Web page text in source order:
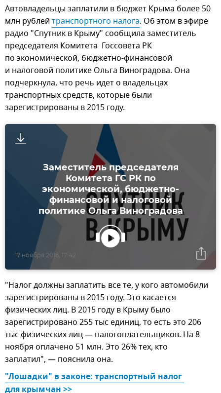
Автовладельцы заплатили в бюджет Крыма более 50
млн рублей транспортного налога. Об этом в эфире
радио "Спутник в Крыму" сообщила заместитель
председателя Комитета Госсовета РК
по экономической, бюджетно-финансовой
и налоговой политике Ольга Виноградова. Она
подчеркнула, что речь идет о владельцах
транспортных средств, которые были
зарегистрированы в 2015 году.
Заместитель председателя
Комитета ГС РК по
экономической, бюджетно-
финансовой и налоговой
политике Ольга Виноградова
17 ноября 2016, 17:42
"Налог должны заплатить все те, у кого автомобили
зарегистрированы в 2015 году. Это касается
физических лиц. В 2015 году в Крыму было
зарегистрировано 255 тыс единиц, то есть это 206
тыс физических лиц — налогоплательщиков. На 8
ноября оплачено 51 млн. Это 26% тех, кто
заплатил", — пояснила она.
"Лошадки" в законе: транспортный налог
для крымчан >>